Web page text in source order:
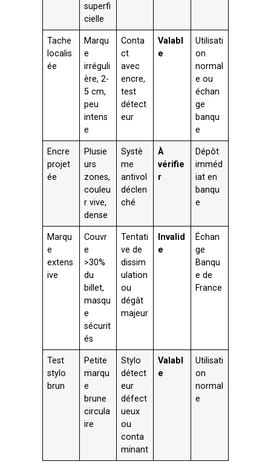
superfi
cielle
Tache
localis
ée
Marqu
e
irréguli
ère, 2-
5 cm,
peu
intens
e
Conta
ct
avec
encre,
test
détect
eur
Valabl
e
Utilisati
on
normal
e ou
échan
ge
banqu
e
Encre
projet
ée
Plusie
urs
zones,
couleu
r vive,
dense
Systè
me
antivol
déclen
ché
À
vérifie
r
Dépôt
imméd
iat en
banqu
e
Marqu
e
extens
ive
Couvr
e
>30%
du
billet,
masqu
e
sécurit
és
Tentati
ve de
dissim
ulation
ou
dégât
majeur
Invalid
e
Échan
ge
Banqu
e de
France
Test
stylo
brun
Petite
marqu
e
brune
circula
ire
Stylo
détect
eur
défect
ueux
ou
conta
minant
Valabl
e
Utilisati
on
normal
e